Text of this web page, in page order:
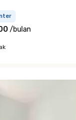
/bulan